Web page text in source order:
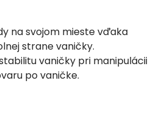
na svojom mieste vďaka
strane vaničky.
vaničky pri manipulácii
po vaničke.